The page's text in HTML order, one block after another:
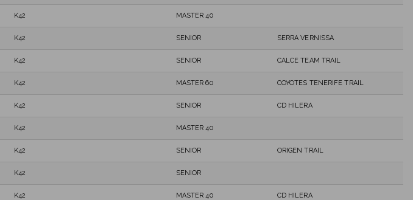
K42 MASTER 40
K42 SENIOR SERRA VERNISSA
K42 SENIOR CALCE TEAM TRAIL
K42 MASTER 60 COYOTES TENERIFE TRAIL
K42 SENIOR CD HILERA
K42 MASTER 40
K42 SENIOR ORIGEN TRAIL
K42 SENIOR
K42 MASTER 40 CD HILERA